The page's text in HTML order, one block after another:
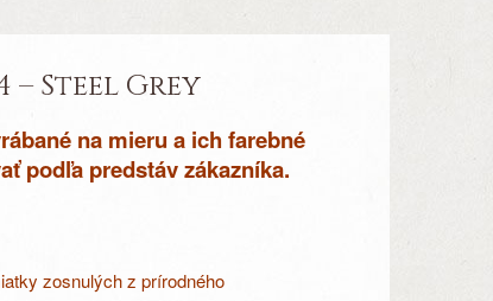
– Steel Grey
na mieru a ich farebné
podľa predstáv zákazníka.
zosnulých z prírodného